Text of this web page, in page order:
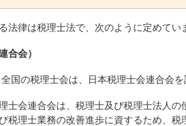
法律は税理士法で、次のように定めてい
合会）
国の税理士会は、日本税理士会連合会を
士会連合会は、税理士及び税理士法人
税理士業務の改善進歩に資するため、